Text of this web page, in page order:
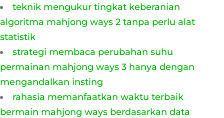
teknik mengukur tingkat keberanian
algoritma mahjong ways 2 tanpa perlu alat
statistik
strategi membaca perubahan suhu
permainan mahjong ways 3 hanya dengan
mengandalkan insting
rahasia memanfaatkan waktu terbaik
bermain mahjong ways berdasarkan data